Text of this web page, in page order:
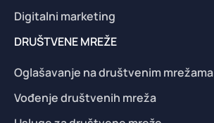
Digitalni marketing
DRUŠTVENE MREŽE
Oglašavanje na društvenim mrežama
Vođenje društvenih mreža